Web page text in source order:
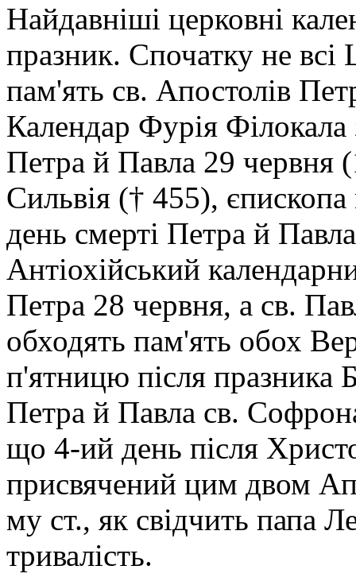
Найдавніші церковні
празник. Спочатку не
пам'ять св. Апостолів
Календар Фурія
Петра й Павла 29 червня
Сильвія († 455), єпископа
день смерті Петра й
Антіохійський
Петра 28 червня, а св.
обходять пам'ять обох
п'ятницю після празника
Петра й Павла св.
що 4-ий день після
присвячений цим двом
му ст., як свідчить папа
тривалість.